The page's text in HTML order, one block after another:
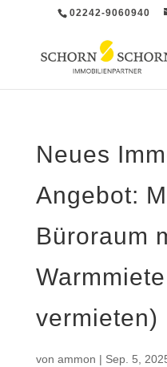
02242-9060940
Neues
Angebot:
Büroraum
vermieten)
von ammon | Sep. 5,